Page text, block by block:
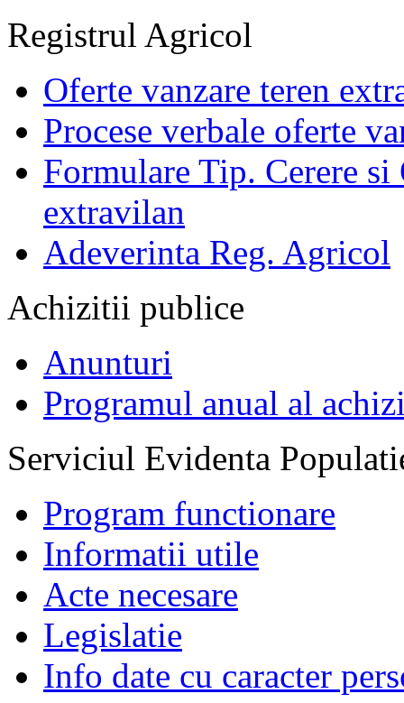
Registrul Agricol
Oferte vanzare teren
Procese verbale oferte
Formulare Tip. Cerere si
extravilan
Adeverinta Reg. Agricol
Achizitii publice
Anunturi
Programul anual al
Serviciul Evidenta
Program functionare
Informatii utile
Acte necesare
Legislatie
Info date cu caracter